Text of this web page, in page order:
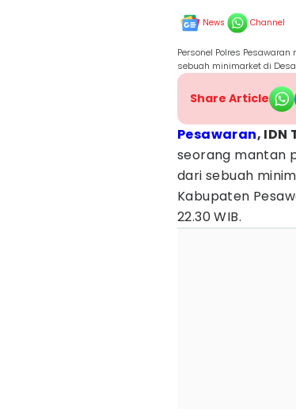
News Channel
Personel Polres
sebuah minimarket di
Share Article
Pesawaran, IDN
seorang mantan
dari sebuah
Kabupaten
22.30 WIB.